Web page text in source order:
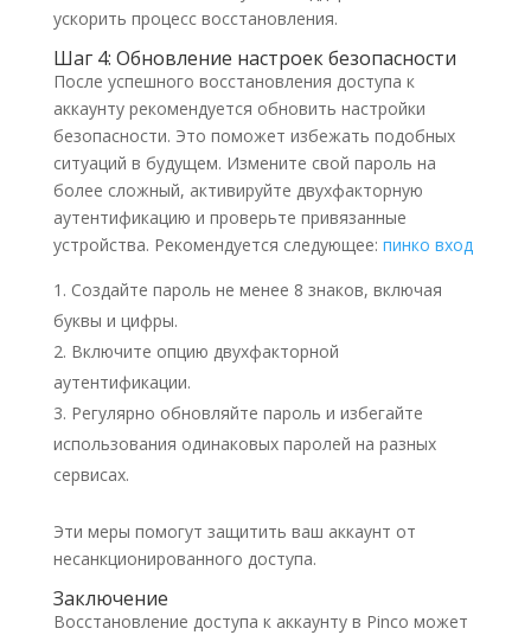
ускорить процесс восстановления.
Шаг 4: Обновление настроек безопасности
После успешного восстановления доступа к
аккаунту рекомендуется обновить настройки
безопасности. Это поможет избежать подобных
ситуаций в будущем. Измените свой пароль на
более сложный, активируйте двухфакторную
аутентификацию и проверьте привязанные
устройства. Рекомендуется следующее: пинко вход
Создайте пароль не менее 8 знаков, включая
буквы и цифры.
Включите опцию двухфакторной
аутентификации.
Регулярно обновляйте пароль и избегайте
использования одинаковых паролей на разных
сервисах.
Эти меры помогут защитить ваш аккаунт от
несанкционированного доступа.
Заключение
Восстановление доступа к аккаунту в Pinco может